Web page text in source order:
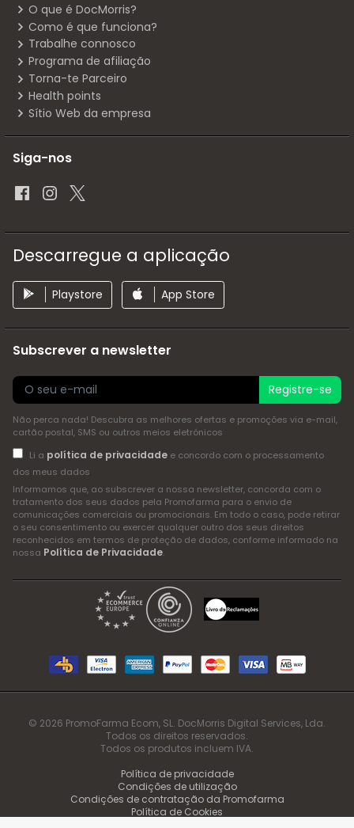
O que é DocMorris?
Como é que funciona?
Trabalhe connosco
Programa de afiliação
Torna-te Parceiro
Health points
Sítio Web da empresa
Siga-nos
Descarregue a aplicação
Playstore App Store
Subscrever a newsletter
Registre-se
Não perca nada! Descubra as melhores ofertas e promoções via e-mail,
cartão postal, SMS ou outros meios eletrónicos
Li a política de privacidadee concordo com o processamento
dos meus dados
Informamos que, ao subscrever a nossa newsletter, concorda com o
tratamento dos seus dados pela Promofarma para o envio de
comunicações comerciais ou promocionais. Em todo o caso, pode retirar
o seu consentimento ou exercer qualquer outro dos seus direitos
reconhecidos em termos de proteção de dados, conforme informado na
nossa Política de Privacidade.
© 2026 PromoFarma Ecom, SL. DocMorris Digital Services, Lda.
Todos os direitos reservados.
Todos os produtos incluem IVA.
Política de privacidade
Condições de utilização
Condições de contratação da Promofarma
Política de Cookies